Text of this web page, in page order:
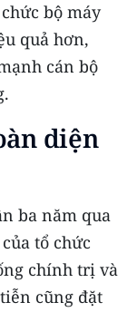
bộ máy
quả hơn,
cán bộ
diện
ba năm qua
tổ chức
chính trị và
cũng đặt